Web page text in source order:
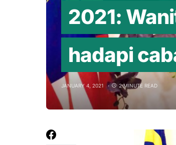
2021:
hadapi
JANUARY 4, 2021 2 MINUTE READ